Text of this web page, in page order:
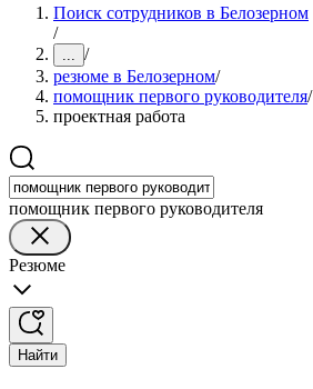
Поиск сотрудников в Белозерном
/
... /
резюме в Белозерном/
помощник первого руководителя/
проектная работа
помощник первого руководителя
Резюме
Найти